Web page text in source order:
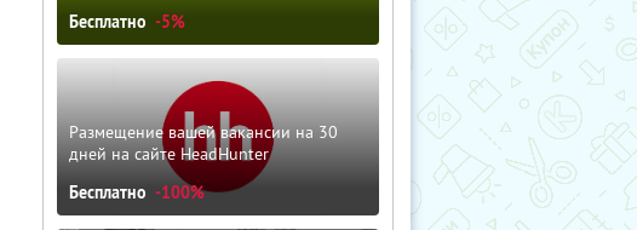
Бесплатно -5%
Размещение вашей вакансии на 30
дней на сайте HeadHunter
Бесплатно -100%